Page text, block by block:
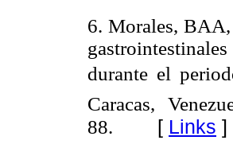
6. Morales,
durante el
Caracas,
88. [ Links ]